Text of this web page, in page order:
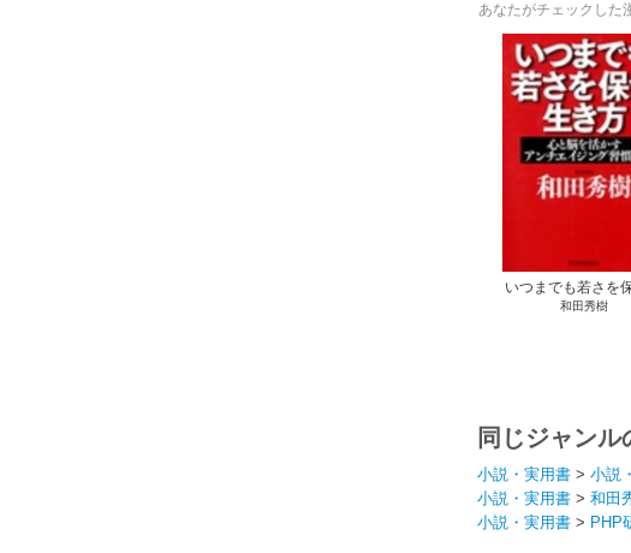
あなたがチェックした
いつまでも若さを
き方
和田秀樹
同じジャンル
小説・実用書 > 小説
小説・実用書 > 和田
小説・実用書 > PHP